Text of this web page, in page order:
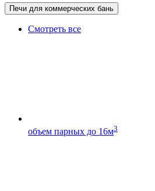
Печи для коммерческих бань
Смотреть все
объем парных до 16м3